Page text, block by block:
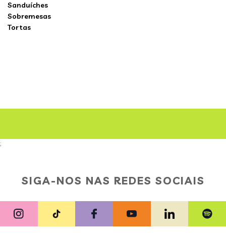
Sanduíches
Sobremesas
Tortas
;
SIGA-NOS NAS REDES SOCIAIS